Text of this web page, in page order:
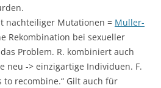
nachteiliger Mutationen = Muller-
Rekombination bei sexueller
Problem. R. kombiniert auch
neu -> einzigartige Individuen. F.
to recombine.“ Gilt auch für